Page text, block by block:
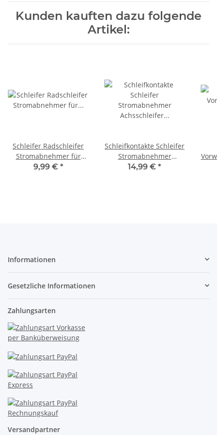
Kunden kauften dazu folgende
Artikel:
Schleifer Radschleifer
Stromabnehmer für
Waggonbeleuchtung H0
9,99 € *
Schleifkontakte Schleifer
Stromabnehmer
Achsschleifer Waggon
14,99 € *
Informationen
Gesetzliche Informationen
Zahlungsarten
Versandpartner